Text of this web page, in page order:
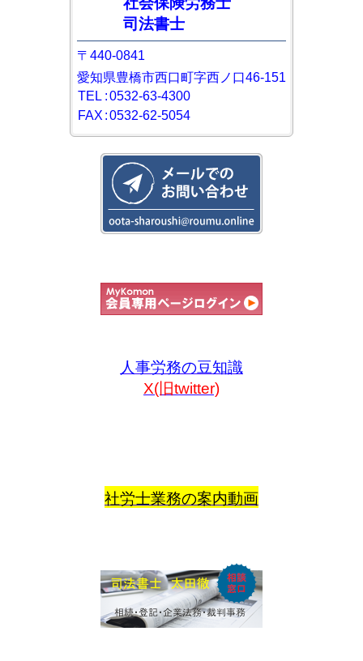
司法書士
〒440-0841
愛知県豊橋市西口町字西ノ口46-151
TEL :0532-63-4300
FAX :0532-62-5054
人事労務の豆知識
X(旧twitter)
社労士業務の案内動画